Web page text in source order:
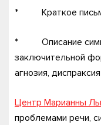
* Краткое
* Описание
заключительной
агнозия,
Центр Марианны
проблемами речи,